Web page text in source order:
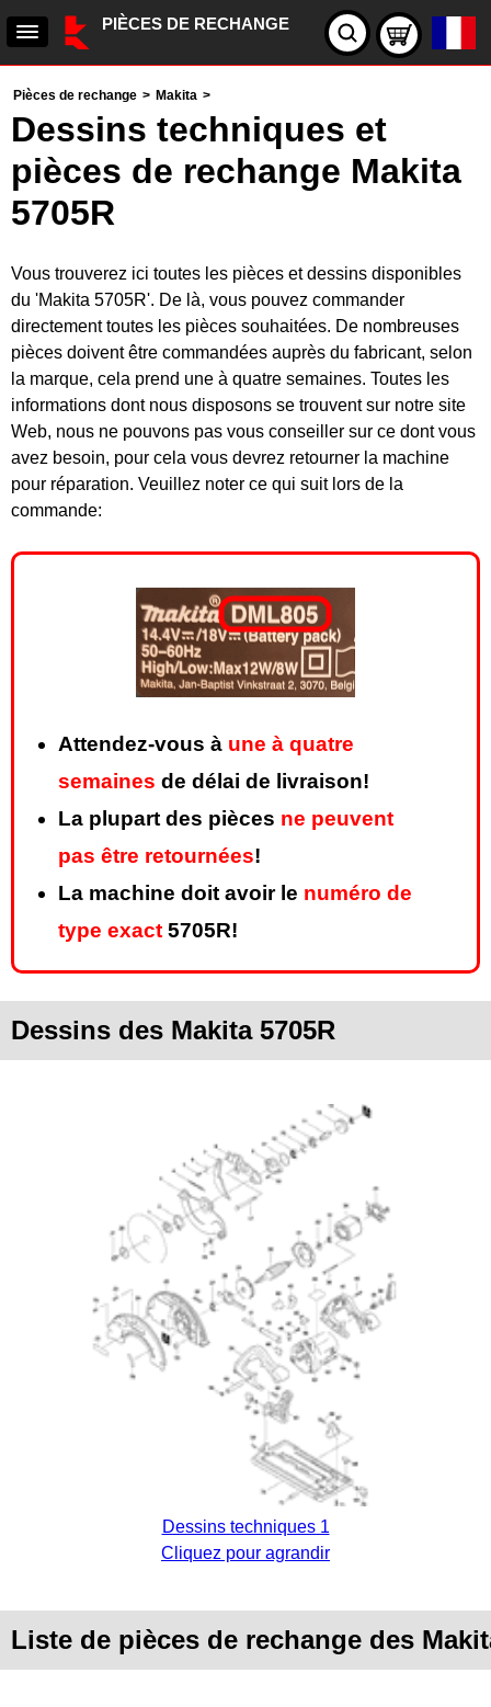
PIÈCES DE RECHANGE
Pièces de rechange > Makita >
Dessins techniques et
pièces de rechange Makita
5705R
Vous trouverez ici toutes les pièces et dessins disponibles
du 'Makita 5705R'. De là, vous pouvez commander
directement toutes les pièces souhaitées. De nombreuses
pièces doivent être commandées auprès du fabricant, selon
la marque, cela prend une à quatre semaines. Toutes les
informations dont nous disposons se trouvent sur notre site
Web, nous ne pouvons pas vous conseiller sur ce dont vous
avez besoin, pour cela vous devrez retourner la machine
pour réparation. Veuillez noter ce qui suit lors de la
commande:
Attendez-vous à une à quatre
semaines de délai de livraison!
La plupart des pièces ne peuvent
pas être retournées!
La machine doit avoir le numéro de
type exact 5705R!
Dessins des Makita 5705R
Dessins techniques 1
Cliquez pour agrandir
Liste de pièces de rechange des